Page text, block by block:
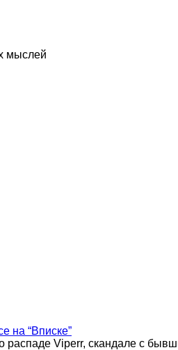
мыслей
на “Вписке”
распаде Viperr, скандале с